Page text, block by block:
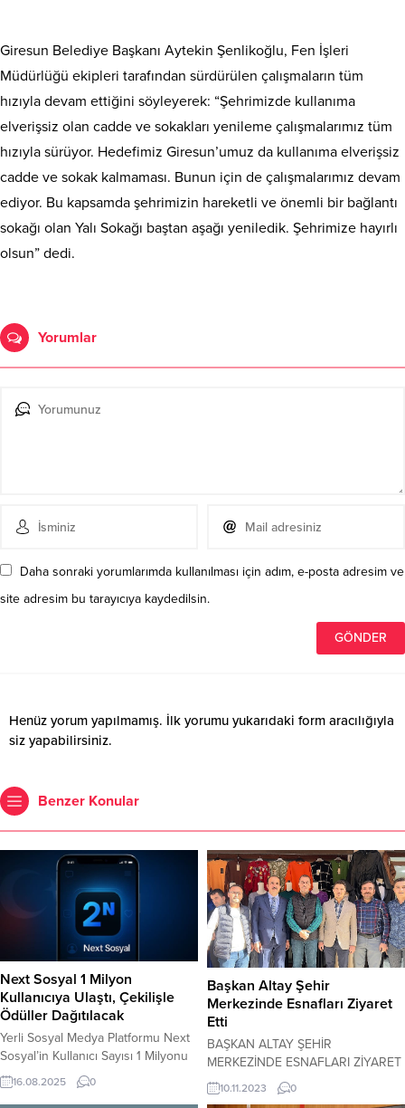
Giresun Belediye Başkanı Aytekin Şenlikoğlu, Fen İşleri
Müdürlüğü ekipleri tarafından sürdürülen çalışmaların tüm
hızıyla devam ettiğini söyleyerek: “Şehrimizde kullanıma
elverişsiz olan cadde ve sokakları yenileme çalışmalarımız tüm
hızıyla sürüyor. Hedefimiz Giresun’umuz da kullanıma elverişsiz
cadde ve sokak kalmaması. Bunun için de çalışmalarımız devam
ediyor. Bu kapsamda şehrimizin hareketli ve önemli bir bağlantı
sokağı olan Yalı Sokağı baştan aşağı yeniledik. Şehrimize hayırlı
olsun” dedi.
Yorumlar
Daha sonraki yorumlarımda kullanılması için adım, e-posta adresim ve
site adresim bu tarayıcıya kaydedilsin.
Henüz yorum yapılmamış. İlk yorumu yukarıdaki form aracılığıyla
siz yapabilirsiniz.
Benzer Konular
Next Sosyal 1 Milyon
Kullanıcıya Ulaştı, Çekilişle
Ödüller Dağıtılacak
Yerli Sosyal Medya Platformu Next
Sosyal’in Kullanıcı Sayısı 1 Milyonu
Geçti Next Sosyal platformunun 1
milyon kullanıcıya ulaşmasının
16.08.2025 0
Başkan Altay Şehir
Merkezinde Esnafları Ziyaret
Etti
BAŞKAN ALTAY ŞEHİR
MERKEZİNDE ESNAFLARI ZİYARET
ETTİ Konya Büyükşehir Belediye
Başkanı Uğur İbrahim Altay,
10.11.2023 0